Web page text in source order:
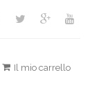
Il mio carrello